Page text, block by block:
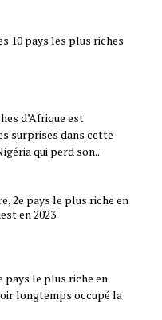
10 pays les plus riches
d’Afrique est
surprises dans cette
qui perd son...
2e pays le plus riche en
en 2023
pays le plus riche en
longtemps occupé la